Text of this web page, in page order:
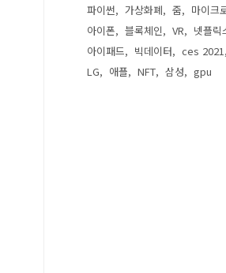
파이썬
가상화폐 줌
마이크
아이폰
블록체인 VR 넷플릭
아이패드
빅데이터 ces 2021
LG
애플 NFT 삼성 gpu